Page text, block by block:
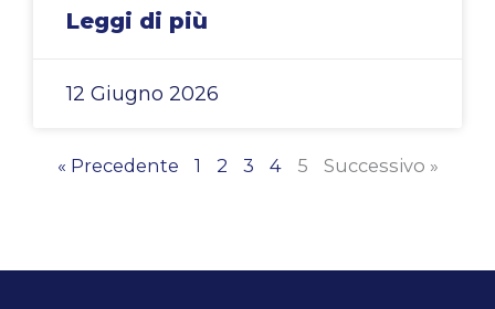
Leggi di più
12 Giugno 2026
« Precedente 1 2 3 4 5 Successivo »